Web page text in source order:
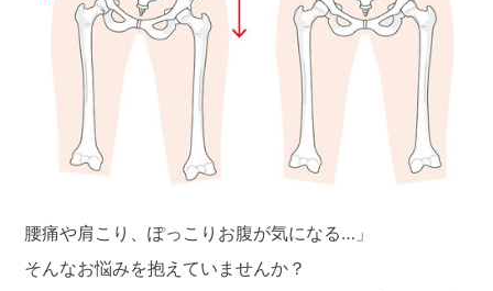
腰痛や肩こり、ぽっこりお腹が気になる…」
そんなお悩みを抱えていませんか？